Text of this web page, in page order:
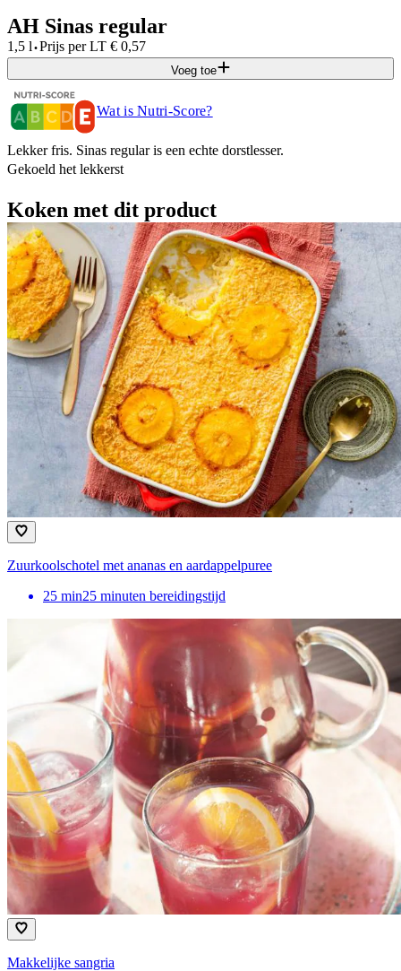
AH Sinas regular
1,5 l·Prijs per LT € 0,57
Voeg toe
Wat is Nutri-Score?
Lekker fris. Sinas regular is een echte dorstlesser.
Gekoeld het lekkerst​
Koken met dit product
Zuurkoolschotel met ananas en aardappelpuree
25 min25 minuten bereidingstijd
Makkelijke sangria